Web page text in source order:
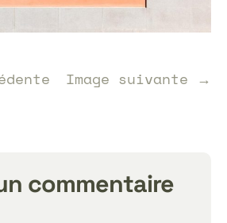
Image suivante →
commentaire